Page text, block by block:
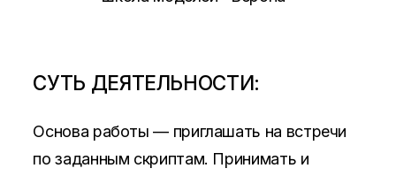
СУТЬ ДЕЯТЕЛЬНОСТИ:
Основа работы — приглашать на встречи
по заданным скриптам. Принимать и